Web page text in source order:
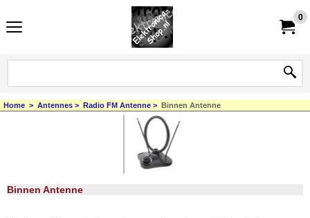
0
Home > Antennes > Radio FM Antenne > Binnen Antenne
Binnen Antenne